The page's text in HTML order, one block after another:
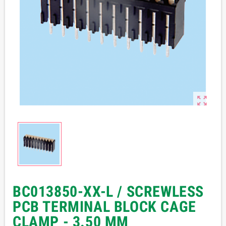

BC013850-XX-L / SCREWLESS
PCB TERMINAL BLOCK CAGE
CLAMP - 3.50 MM